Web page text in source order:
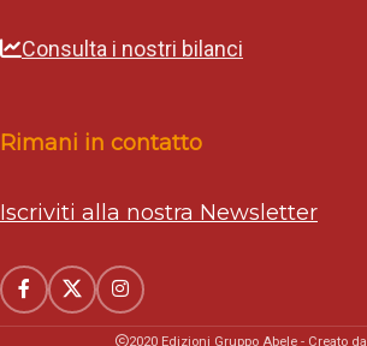
Consulta i nostri bilanci
Rimani in contatto
Iscriviti alla nostra Newsletter
2020 Edizioni Gruppo Abele - Creato da